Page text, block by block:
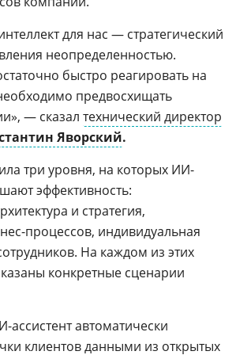
для нас — стратегический
неопределенностью.
быстро реагировать на
предвосхищать
— сказал технический директор
Яворский.
три уровня, на которых ИИ-
эффективность:
и стратегия,
процессов, индивидуальная
На каждом из этих
конкретные сценарии
ассистент автоматически
клиентов данными из открытых